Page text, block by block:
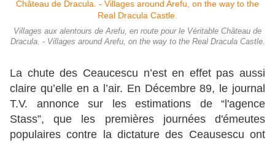
Villages aux alentours de Arefu, en route pour le Véritable Château de
Dracula. - Villages around Arefu, on the way to the Real Dracula Castle.
La chute des Ceaucescu n’est en effet pas aussi
claire qu’elle en a l’air. En Décembre 89, le journal
T.V. annonce sur les estimations de “l'agence
Stass”, que les premières journées d'émeutes
populaires contre la dictature des Ceausescu ont